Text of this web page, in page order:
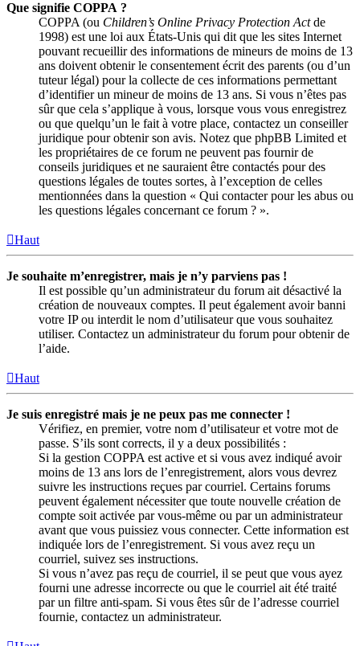
Que signifie COPPA ?
COPPA (ou Children’s Online Privacy Protection Actde
1998) est une loi aux États-Unis qui dit que les sites Internet
pouvant recueillir des informations de mineurs de moins de 13
ans doivent obtenir le consentement écrit des parents (ou d’un
tuteur légal) pour la collecte de ces informations permettant
d’identifier un mineur de moins de 13 ans. Si vous n’êtes pas
sûr que cela s’applique à vous, lorsque vous vous enregistrez
ou que quelqu’un le fait à votre place, contactez un conseiller
juridique pour obtenir son avis. Notez que phpBB Limited et
les propriétaires de ce forum ne peuvent pas fournir de
conseils juridiques et ne sauraient être contactés pour des
questions légales de toutes sortes, à l’exception de celles
mentionnées dans la question « Qui contacter pour les abus ou
les questions légales concernant ce forum ? ».
Haut
Je souhaite m’enregistrer, mais je n’y parviens pas !
Il est possible qu’un administrateur du forum ait désactivé la
création de nouveaux comptes. Il peut également avoir banni
votre IP ou interdit le nom d’utilisateur que vous souhaitez
utiliser. Contactez un administrateur du forum pour obtenir de
l’aide.
Haut
Je suis enregistré mais je ne peux pas me connecter !
Vérifiez, en premier, votre nom d’utilisateur et votre mot de
passe. S’ils sont corrects, il y a deux possibilités :
Si la gestion COPPA est active et si vous avez indiqué avoir
moins de 13 ans lors de l’enregistrement, alors vous devrez
suivre les instructions reçues par courriel. Certains forums
peuvent également nécessiter que toute nouvelle création de
compte soit activée par vous-même ou par un administrateur
avant que vous puissiez vous connecter. Cette information est
indiquée lors de l’enregistrement. Si vous avez reçu un
courriel, suivez ses instructions.
Si vous n’avez pas reçu de courriel, il se peut que vous ayez
fourni une adresse incorrecte ou que le courriel ait été traité
par un filtre anti-spam. Si vous êtes sûr de l’adresse courriel
fournie, contactez un administrateur.